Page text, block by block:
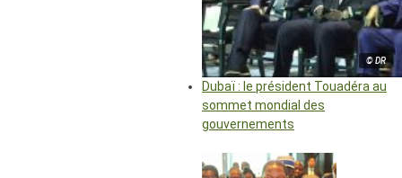
© DR
Dubaï : le président Touadéra au
sommet mondial des
gouvernements